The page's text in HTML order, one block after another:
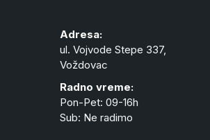
Adresa:
ul. Vojvode Stepe 337,
Voždovac
Radno vreme:
Pon-Pet: 09-16h
Sub: Ne radimo